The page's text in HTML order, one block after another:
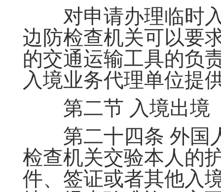
对申请办理临时入
边防检查机关可以要
的交通运输工具的负
入境业务代理单位提
第二节 入境出境
第二十四条 外国
检查机关交验本人的
件、签证或者其他入